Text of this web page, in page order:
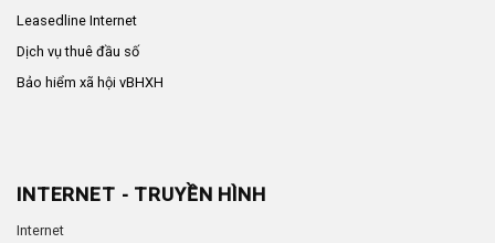
Leasedline Internet
Dịch vụ thuê đầu số
Bảo hiểm xã hội vBHXH
INTERNET - TRUYỀN HÌNH
Internet